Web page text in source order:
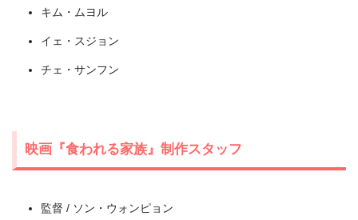
キム・ムヨル
イェ・スジョン
チェ・サンフン
映画『食われる家族』制作スタッフ
監督 / ソン・ウォンピョン